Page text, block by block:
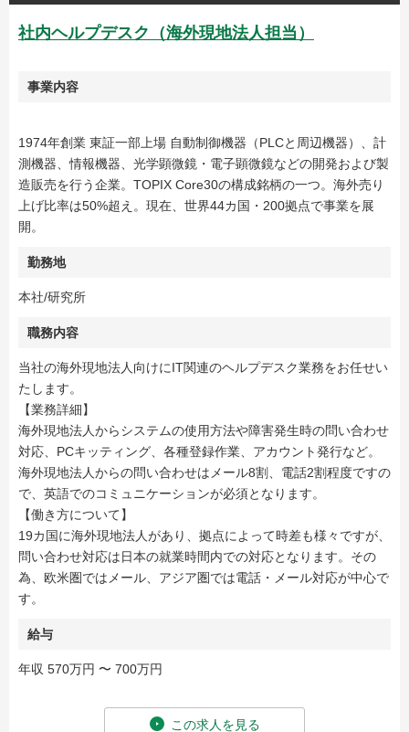
社内ヘルプデスク（海外現地法人担当）
事業内容
1974年創業 東証一部上場 自動制御機器（PLCと周辺機器）、計
測機器、情報機器、光学顕微鏡・電子顕微鏡などの開発および製
造販売を行う企業。TOPIX Core30の構成銘柄の一つ。海外売り
上げ比率は50%超え。現在、世界44カ国・200拠点で事業を展
開。
勤務地
本社/研究所
職務内容
当社の海外現地法人向けにIT関連のヘルプデスク業務をお任せい
たします。
【業務詳細】
海外現地法人からシステムの使用方法や障害発生時の問い合わせ
対応、PCキッティング、各種登録作業、アカウント発行など。
海外現地法人からの問い合わせはメール8割、電話2割程度ですの
で、英語でのコミュニケーションが必須となります。
【働き方について】
19カ国に海外現地法人があり、拠点によって時差も様々ですが、
問い合わせ対応は日本の就業時間内での対応となります。その
為、欧米圏ではメール、アジア圏では電話・メール対応が中心で
す。
給与
年収 570万円 〜 700万円
この求人を見る